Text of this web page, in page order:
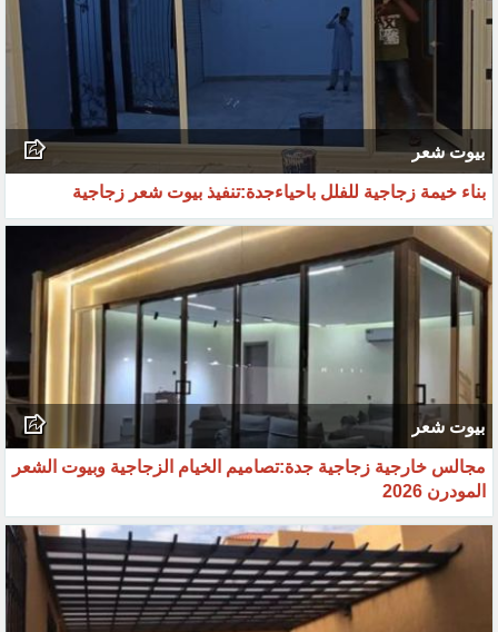
أنواع مظلات مسابح بجدةومظلات خارجية للمنازل 2026 | دليل
الاختيار والأسعار
بيوت شعر
بناء خيمة زجاجية للفلل باحياءجدة:تنفيذ بيوت شعر زجاجية
بيوت شعر
مجالس خارجية زجاجية جدة:تصاميم الخيام الزجاجية وبيوت الشعر